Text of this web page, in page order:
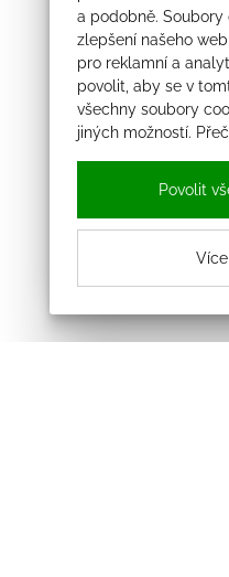
a podobně. Soubory
zlepšení našeho
pro reklamní a
povolit, aby se v
všechny soubory
jiných možností.
Povolit